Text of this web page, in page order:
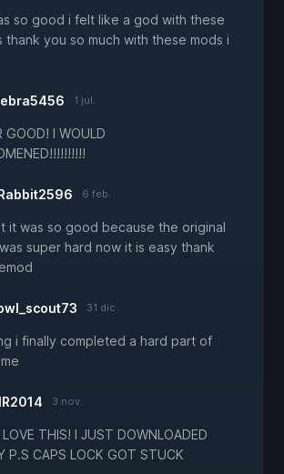
so good i felt like a god with these
thank you so much with these mods i
1 jul.
GOOD! I WOULD
6 feb.
it was so good because the original
super hard now it is easy thank
31 dic.
i finally completed a hard part of
3 nov.
THIS! I JUST DOWNLOADED
P.S CAPS LOCK GOT STUCK